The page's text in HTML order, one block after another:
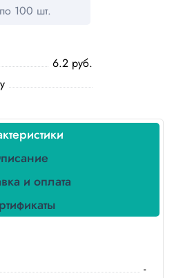
100 шт.
6.2 руб.
и оплата
-